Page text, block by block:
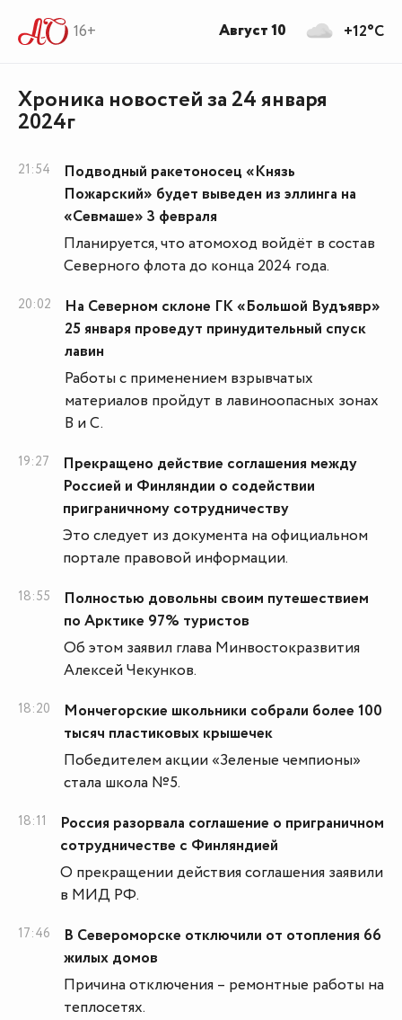
16+
Хроника новостей за 24 января
2024г
21:54
Подводный ракетоносец «Князь
Пожарский» будет выведен из эллинга на
«Севмаше» 3 февраля
Планируется, что атомоход войдёт в состав
Северного флота до конца 2024 года.
20:02
На Северном склоне ГК «Большой Вудъявр»
25 января проведут принудительный спуск
лавин
Работы с применением взрывчатых
материалов пройдут в лавиноопасных зонах
В и С.
19:27
Прекращено действие соглашения между
Россией и Финляндии о содействии
приграничному сотрудничеству
Это следует из документа на официальном
портале правовой информации.
18:55
Полностью довольны своим путешествием
по Арктике 97% туристов
Об этом заявил глава Минвостокразвития
Алексей Чекунков.
18:20
Мончегорские школьники собрали более 100
тысяч пластиковых крышечек
Победителем акции «Зеленые чемпионы»
стала школа №5.
18:11
Россия разорвала соглашение о приграничном
сотрудничестве с Финляндией
О прекращении действия соглашения заявили
в МИД РФ.
17:46
В Североморске отключили от отопления 66
жилых домов
Причина отключения – ремонтные работы на
теплосетях.
+12°C
Август 10